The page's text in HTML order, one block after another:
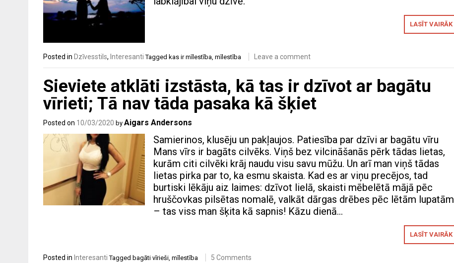
LASĪT VAIRĀK
Posted in Dzīvesstils, Interesanti Tagged kas ir mīlestība mīlestība Leave a comment
Sieviete atklāti izstāsta, kā tas ir dzīvot ar bagātu
vīrieti; Tā nav tāda pasaka kā šķiet
Posted on 10/03/2020 by Aigars Andersons
Samierinos, klusēju un pakļaujos. Patiesība par dzīvi ar bagātu vīru
Mans vīrs ir bagāts cilvēks. Viņš bez vilcināšanās pērk tādas lietas,
kurām citi cilvēki krāj naudu visu savu mūžu. Un arī man viņš tādas
lietas pirka par to, ka esmu skaista. Kad es ar viņu precējos, tad
burtiski lēkāju aiz laimes: dzīvot lielā, skaisti mēbelētā mājā pēc
hruščovkas pilsētas nomalē, valkāt dārgas drēbes pēc lētām lupatām
– tas viss man šķita kā sapnis! Kāzu dienā…
LASĪT VAIRĀK
Posted in Interesanti Tagged bagāti vīrieši, mīlestība 5 Comments